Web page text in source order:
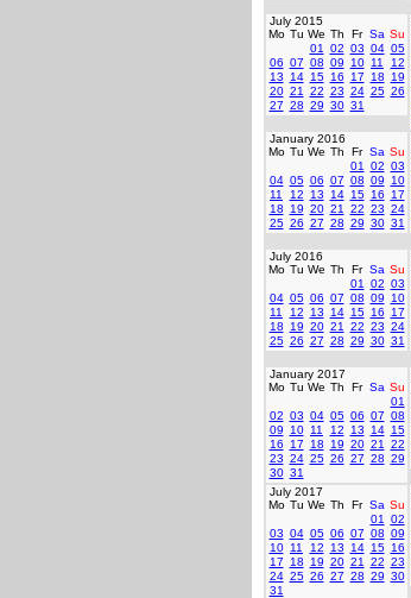
July 2015
Mo Tu We Th Fr Sa Su
01
02 03 04 05
06 07 08 09 10 11
12
13
14 15 16 17 18
19
20 21 22 23 24 25 26
27 28 29 30 31
January 2016
Mo Tu We Th Fr Sa Su
01
02 03
04 05 06 07 08 09
10
11
12 13 14 15 16
17
18
19 20 21 22 23 24
25 26 27 28 29 30 31
July 2016
Mo Tu We Th Fr Sa Su
01
02 03
04 05 06 07 08 09
10
11
12 13 14 15 16
17
18
19 20 21 22 23 24
25 26 27 28 29 30 31
January 2017
Mo Tu We Th Fr Sa Su
01
02 03 04 05 06 07 08
09
10 11 12 13 14 15
16
17 18 19 20 21
22
23 24 25 26 27 28 29
30 31
July 2017
Mo Tu We Th Fr Sa Su
01
02
03 04 05 06 07 08 09
10 11 12 13 14 15 16
17
18 19 20 21 22 23
24 25 26 27 28 29 30
31